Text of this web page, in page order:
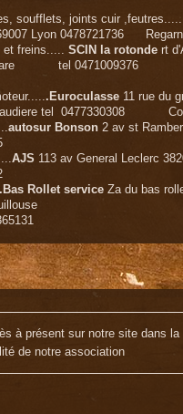
soufflets, joints cuir
Lyon 0478721736
et freins..... SCIN la rotonde rt
gare tel
.Euroculasse 11 rue du
tel 0477330308
autosur Bonson 2 av st
AJS 113 av General Leclerc
.Bas Rollet service Za du bas
à présent sur notre site dans la
de notre association